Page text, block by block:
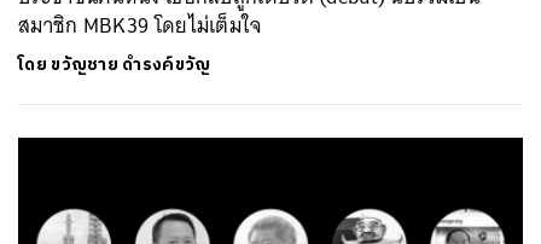
สมาชิก MBK39 โดยไม่เต็มใจ
โดย ขวัญชาย ดำรงค์ขวัญ